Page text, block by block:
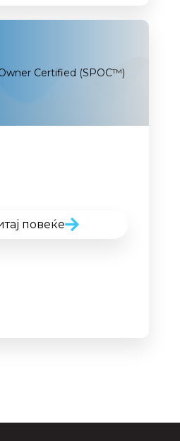
Certified (SPOC™)
повеќе